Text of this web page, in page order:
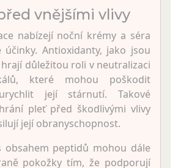
vnějšími vlivy
nabízejí noční krémy a séra
Antioxidanty, jako jsou
hrají důležitou roli v neutralizaci
které mohou poškodit
její stárnutí. Takové
pleť před škodlivými vlivy
její obranyschopnost.
obsahem peptidů mohou dále
pokožky tím, že podporují